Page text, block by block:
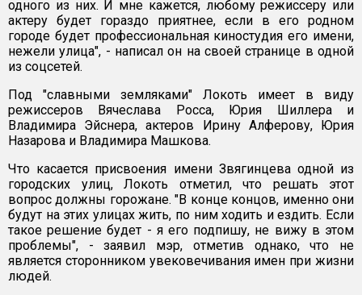
одного из них. И мне кажется, любому режиссеру или
актеру будет гораздо приятнее, если в его родном
городе будет профессиональная киностудия его имени,
нежели улица", - написал он на своей странице в одной
из соцсетей.
Под "славными земляками" Локоть имеет в виду
режиссеров Вячеслава Росса, Юрия Шиллера и
Владимира Эйснера, актеров Ирину Алферову, Юрия
Назарова и Владимира Машкова.
Что касается присвоения имени Звягинцева одной из
городских улиц, Локоть отметил, что решать этот
вопрос должны горожане. "В конце концов, именно они
будут на этих улицах жить, по ним ходить и ездить. Если
такое решение будет - я его подпишу, не вижу в этом
проблемы", - заявил мэр, отметив однако, что не
является сторонником увековечивания имен при жизни
людей.